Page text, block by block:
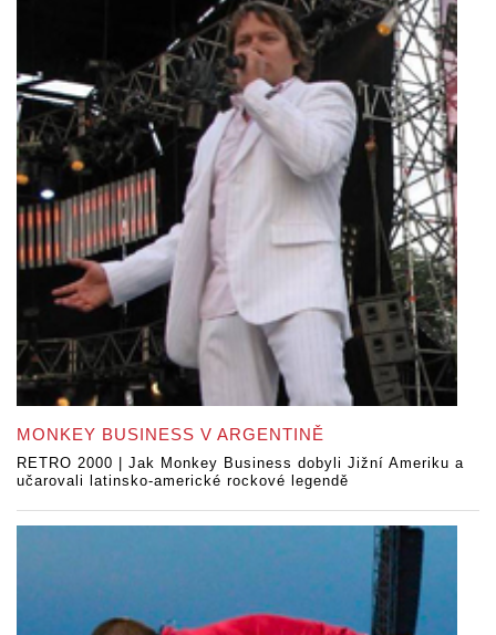
MONKEY BUSINESS V ARGENTINĚ
RETRO 2000 | Jak Monkey Business dobyli Jižní Ameriku a
učarovali latinsko-americké rockové legendě